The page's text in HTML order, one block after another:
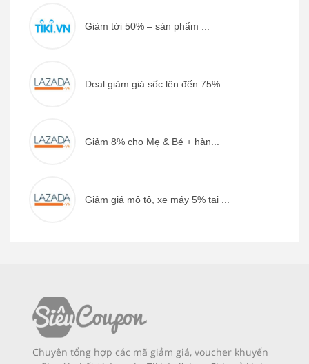
Giảm tới 50% – sản phẩm ...
Deal giảm giá sốc lên đến 75% ...
Giảm 8% cho Mẹ & Bé + hàn...
Giảm giá mô tô, xe máy 5% tại ...
Chuyên tổng hợp các mã giảm giá, voucher khuyến